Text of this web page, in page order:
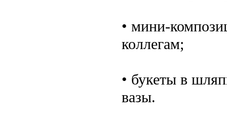
• мини-
коллегам;
• букеты в
вазы.